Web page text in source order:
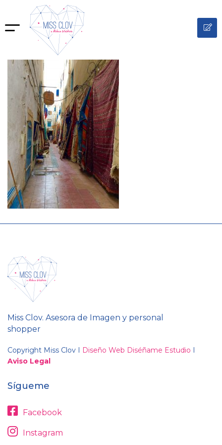
Miss Clov. Asesora de Imagen y personal
shopper
Copyright Miss Clov I Diseño Web Diséñame Estudio I
Aviso Legal
Sígueme
Facebook
Instagram